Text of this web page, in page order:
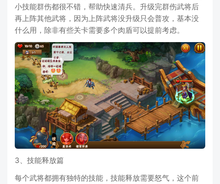
小技能群伤都很不错，帮助快速清兵。升级完群伤武将后
再上阵其他武将，因为上阵武将没升级只会普攻，基本没
什么用，除非有些关卡需要多个肉盾可以提前考虑。
3、技能释放篇
每个武将都拥有独特的技能，技能释放需要怒气，这个前